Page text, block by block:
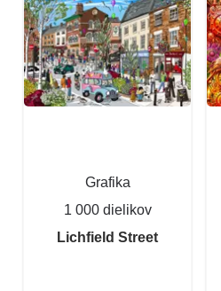
Grafika
1 000 dielikov
Lichfield Street